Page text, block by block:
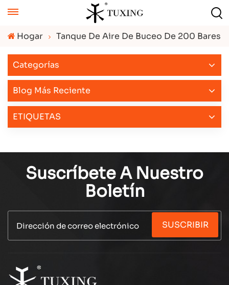
Hogar Tanque De Aire De Buceo De 200 Bares
Categorías
Blog Más Reciente
ETIQUETAS
Suscríbete A Nuestro
Boletín
SUSCRIBIR